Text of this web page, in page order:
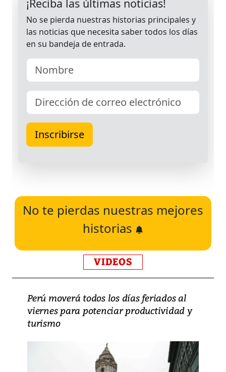
No te pierdas nuestras mejores
historias
VIDEOS
Perú moverá todos los días feriados al
viernes para potenciar productividad y
turismo